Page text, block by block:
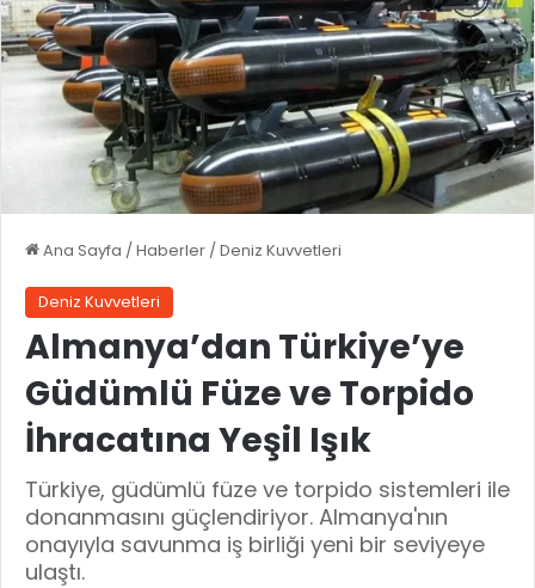
Ana Sayfa /Haberler /Deniz Kuvvetleri
Deniz Kuvvetleri
Almanya’dan Türkiye’ye
Güdümlü Füze ve Torpido
İhracatına Yeşil Işık
Türkiye, güdümlü füze ve torpido sistemleri ile
donanmasını güçlendiriyor. Almanya'nın
onayıyla savunma iş birliği yeni bir seviyeye
ulaştı.